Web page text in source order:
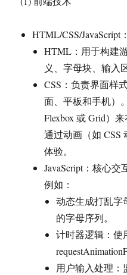
HTML/CSS/JavaScript：
HTML：用于构建
义、字母块、输入
CSS：负责界面样
面、平板和手机）
Flexbox 或 Grid）
通过动画（如 CSS
体验。
JavaScript：核心交
例如：
动态生成打乱字
的字母序列。
计时器逻辑：使
用户输入处理：